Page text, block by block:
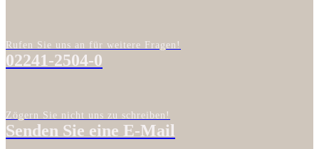
Rufen Sie uns an für weitere Fragen!
02241-2504-0
Zögern Sie nicht uns zu schreiben!
Senden Sie eine E-Mail